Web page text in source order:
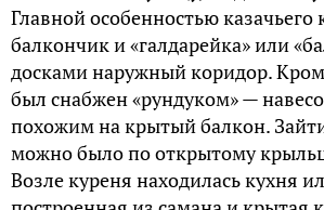
Главной особенностью казачьего
балкончик и «галдарейка» или
досками наружный коридор.
был снабжен «рундуком» —
похожим на крытый балкон.
можно было по открытому
Возле куреня находилась кухня